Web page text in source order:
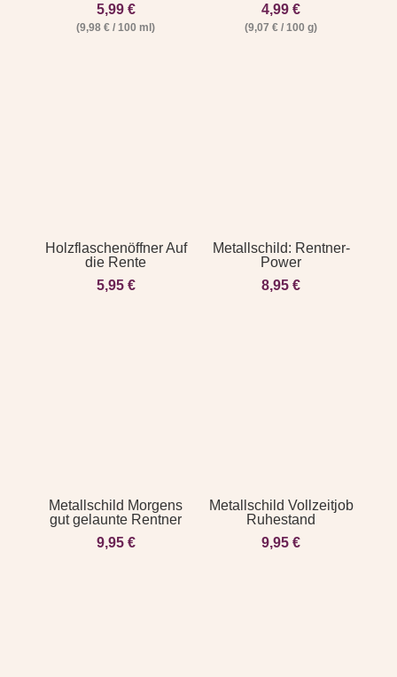
5,99 €
(9,98€ /100 ml)
4,99€
(9,07€ /100 g)
Holzflaschenöffner Auf
die Rente
5,95 €
Metallschild: Rentner-
Power
8,95€
Metallschild Morgens
gut gelaunte Rentner
9,95 €
Metallschild Vollzeitjob
Ruhestand
9,95€